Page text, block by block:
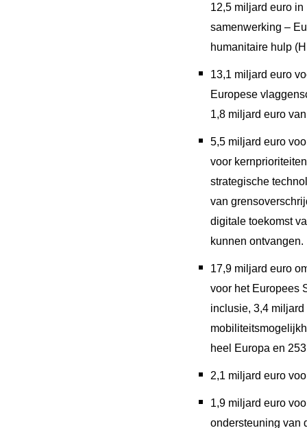
12,5 miljard euro
samenwerking –
humanitaire hulp
13,1 miljard euro
Europese
1,8 miljard euro
5,5 miljard euro
voor
strategische
van
digitale toekomst
kunnen ontvangen.
17,9 miljard euro
voor het Europees
inclusie, 3,4
heel Europa en
2,1 miljard euro
1,9 miljard euro
ondersteuning van